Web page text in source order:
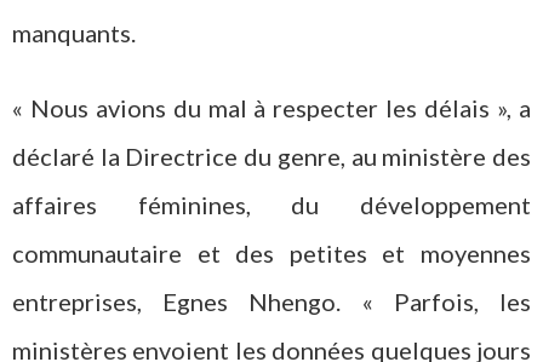
manquants.
« Nous avions du mal à respecter les délais », a
déclaré la Directrice du genre, au ministère des
affaires féminines, du développement
communautaire et des petites et moyennes
entreprises, Egnes Nhengo. « Parfois, les
ministères envoient les données quelques jours